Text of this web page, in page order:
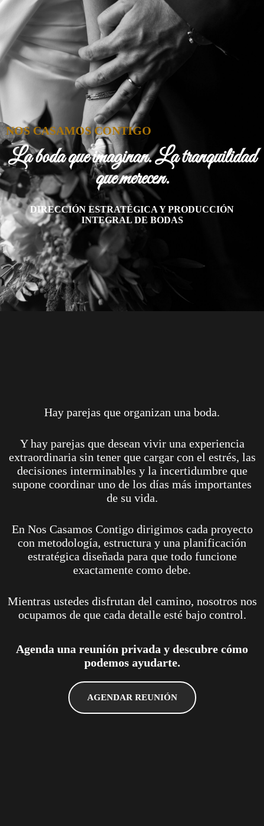
NOS CASAMOS CONTIGO
La boda que imaginan. La tranquilidad
que merecen.
DIRECCIÓN ESTRATÉGICA Y PRODUCCIÓN
INTEGRAL DE BODAS
Hay parejas que organizan una boda.
Y hay parejas que desean vivir una experiencia
extraordinaria sin tener que cargar con el estrés, las
decisiones interminables y la incertidumbre que
supone coordinar uno de los días más importantes
de su vida.
En Nos Casamos Contigo dirigimos cada proyecto
con metodología, estructura y una planificación
estratégica diseñada para que todo funcione
exactamente como debe.
Mientras ustedes disfrutan del camino, nosotros nos
ocupamos de que cada detalle esté bajo control.
Agenda una reunión privada y descubre cómo
podemos ayudarte.
AGENDAR REUNIÓN